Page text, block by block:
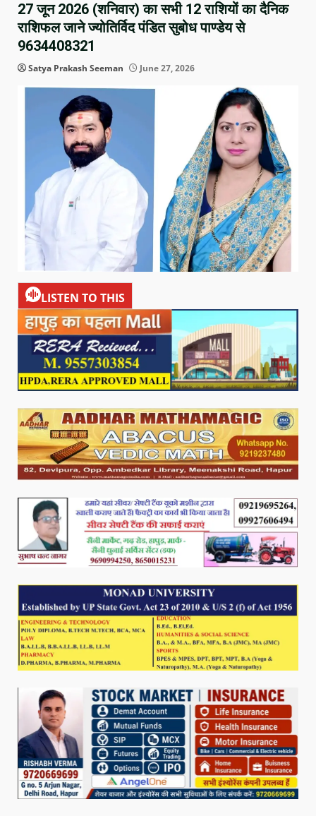
27 जून 2026 (शनिवार) का सभी 12 राशियों का दैनिक
राशिफल जाने ज्योतिर्विद पंडित सुबोध पाण्डेय से
9634408321
Satya Prakash Seeman June 27, 2026
LISTEN TO THIS